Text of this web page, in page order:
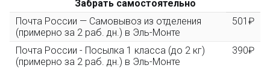
3000 рублей, Вы получите постоянную скидку на все
повторные заказы - 10%
Скидка за обзор
(фото сборки) до 10%
Забрать самостоятельно
Почта России — Самовывоз из отделения
(примерно за 2 раб. дн.) в Эль-Монте
501₽
Почта России - Посылка 1 класса (до 2 кг)
(примерно за 2 раб. дн.) в Эль-Монте
390₽